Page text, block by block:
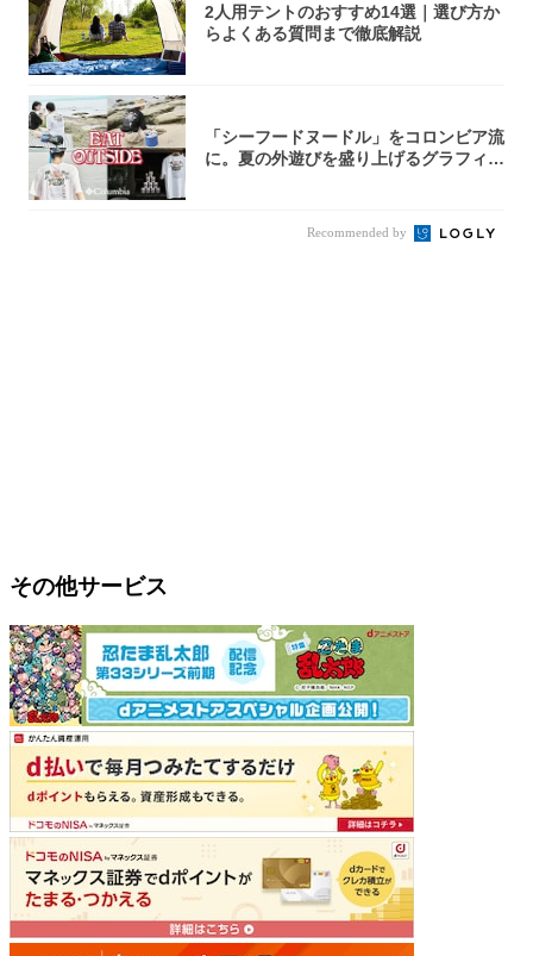
2人用テントのおすすめ14選｜選び方か
らよくある質問まで徹底解説
「シーフードヌードル」をコロンビア流
に。夏の外遊びを盛り上げるグラフィッ
Recommended by
その他サービス